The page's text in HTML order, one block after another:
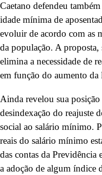
Caetano defendeu
idade mínima de
evoluir de acordo com as
da população. A
elimina a necessidade de
em função do aumento
Ainda revelou sua
desindexação do reajuste
social ao salário mínimo.
reais do salário mínimo
das contas da Previdência
a adoção de algum índice